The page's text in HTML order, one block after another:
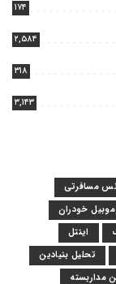
۱۷۴
۲,۵۸۴
۳۱۸
۳,۱۴۳
مسافرتی
خودران
اینتل
تحلیل بنیادین
مداربسته